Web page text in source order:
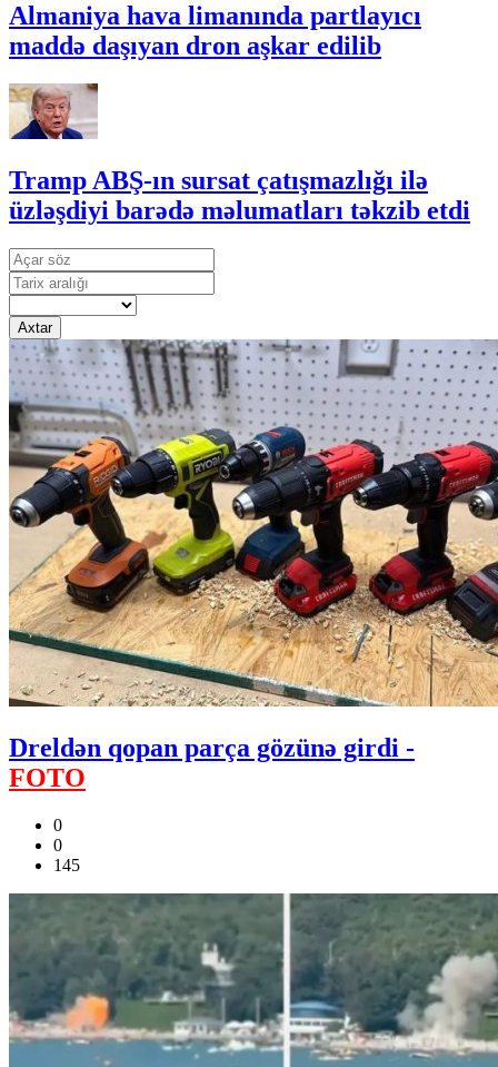
Almaniya hava limanında partlayıcı
maddə daşıyan dron aşkar edilib
Tramp ABŞ-ın sursat çatışmazlığı ilə
üzləşdiyi barədə məlumatları təkzib etdi
Axtar
Dreldən qopan parça gözünə girdi -
FOTO
0
0
145